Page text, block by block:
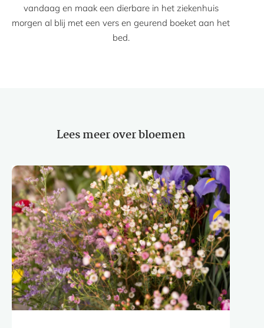
vandaag en maak een dierbare in het ziekenhuis
morgen al blij met een vers en geurend boeket aan het
bed.
Lees meer over bloemen